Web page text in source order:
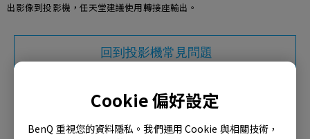
Cookie 偏好設定
BenQ 重視您的資料隱私。我們運用 Cookie 與相關技術，
出影像到投影機，任天堂建議使用轉接座輸出。
回到投影機常見問題